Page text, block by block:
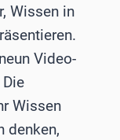
Wissen in
Video-
Wissen
denken,